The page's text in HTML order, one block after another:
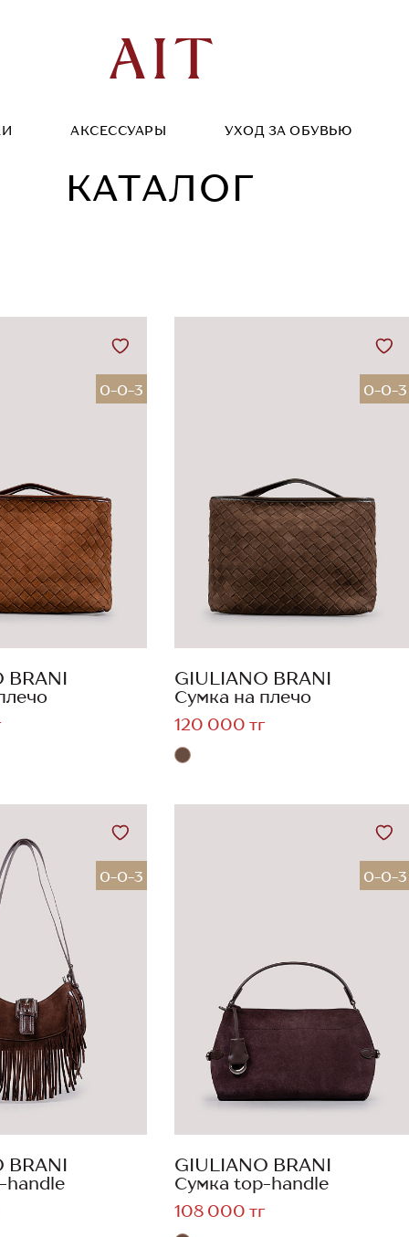
АКСЕССУАРЫ УХОД ЗА ОБУВЬЮ
КАТАЛОГ
0-0-3
BRANI
0-0-3
GIULIANO BRANI
Сумка на плечо
120 000 тг
0-0-3
BRANI
handle
0-0-3
GIULIANO BRANI
Сумка top-handle
108 000 тг